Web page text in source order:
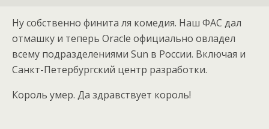
Ну собственно финита ля комедия. Наш ФАС дал
отмашку и теперь Oracle официально овладел
всему подразделениями Sun в России. Включая и
Санкт-Петербургский центр разработки.
Король умер. Да здравствует король!